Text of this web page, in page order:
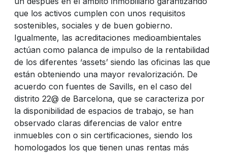
que los activos cumplen con unos requisitos
sostenibles, sociales y de buen gobierno.
Igualmente, las acreditaciones medioambientales
actúan como palanca de impulso de la rentabilidad
de los diferentes ‘assets’ siendo las oficinas las que
están obteniendo una mayor revalorización. De
acuerdo con fuentes de Savills, en el caso del
distrito 22@ de Barcelona, que se caracteriza por
la disponibilidad de espacios de trabajo, se han
observado claras diferencias de valor entre
inmuebles con o sin certificaciones, siendo los
homologados los que tienen unas rentas más